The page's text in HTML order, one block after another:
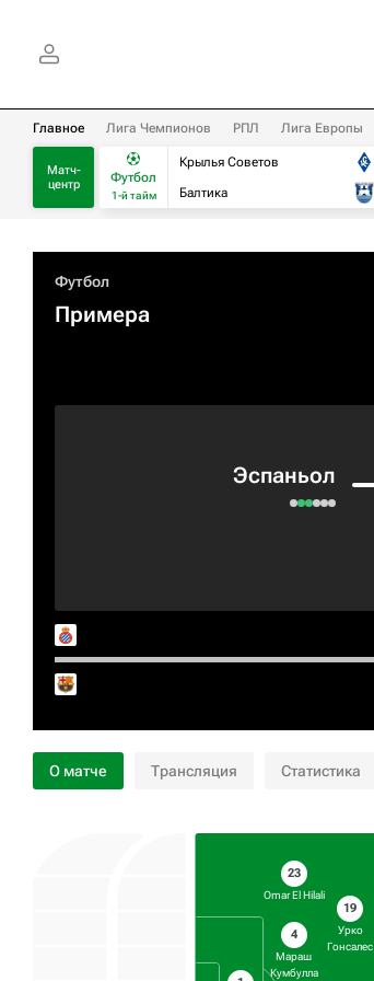
Главное Лига Чемпионов РПЛ Лига Европы
Матч-
центр
Футбол
1-й тайм
Крылья Советов
Балтика
Футбол
Примера
Эспаньол
О матче Трансляция Статистика
23
Omar El Hilali
4
Мараш
Кумбулла
19
Урко
Гонсалес